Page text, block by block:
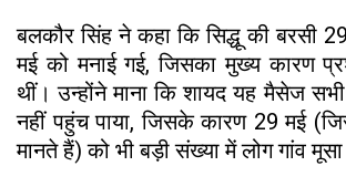
बलकौर सिंह ने कहा कि सिद्धू की बरसी
मई को मनाई गई, जिसका मुख्य कारण
थीं। उन्होंने माना कि शायद यह मैसेज
नहीं पहुंच पाया, जिसके कारण 29 मई
मानते हैं) को भी बड़ी संख्या में लोग गांव